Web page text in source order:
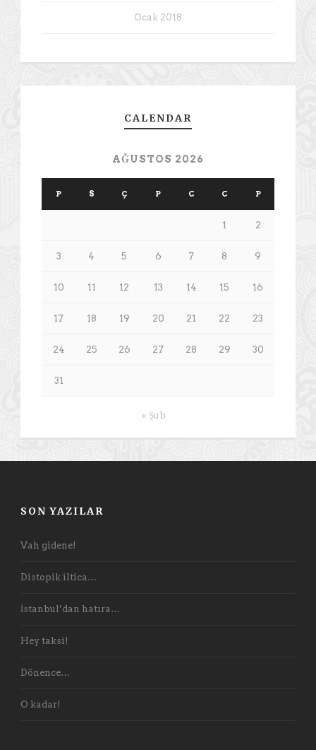
Ocak 2018
CALENDAR
AĞUSTOS 2026
P S Ç P C C P
1 2
3 4 5 6 7 8 9
10 11 12 13 14 15 16
17 18 19 20 21 22 23
24 25 26 27 28 29 30
31
« Şub
SON YAZILAR
Vah gidene!
Distopik iltica…
İstanbul’dan hatıra…
Hey taksi!
Dönence…
O kadar!